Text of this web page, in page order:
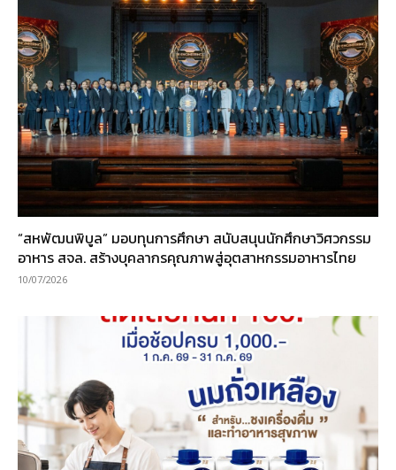
“สหพัฒนพิบูล” มอบทุนการศึกษา สนับสนุนนักศึกษาวิศวกรรม
อาหาร สจล. สร้างบุคลากรคุณภาพสู่อุตสาหกรรมอาหารไทย
10/07/2026